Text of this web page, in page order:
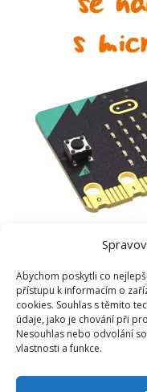
Abychom poskytli co
přístupu k informacím o
cookies. Souhlas s těmito
údaje, jako je chování při
Nesouhlas nebo odvolání
vlastnosti a funkce.